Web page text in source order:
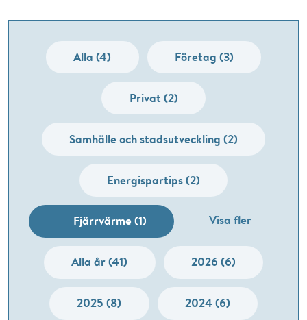
Alla (4) Företag (3)
Privat (2)
Samhälle och stadsutveckling (2)
Energispartips (2)
Fjärrvärme (1) Visa fler
Alla år (41) 2026 (6)
2025 (8) 2024 (6)